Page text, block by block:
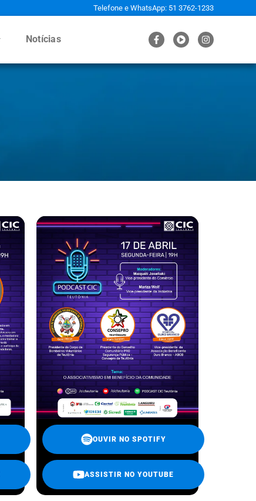
Telefone e WhatsApp: 51 3762-1233
Notícias
OUVIR NO SPOTIFY
ASSISTIR NO YOUTUBE